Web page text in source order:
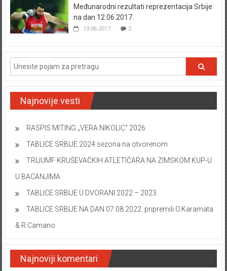
Međunarodni rezultati reprezentacija Srbije
na dan 12.06.2017.
13.06.2017. 2
Najnovije vesti
RASPIS MITING „VERA NIKOLIC“ 2026
TABLICE SRBIJE 2024 sezona na otvorenom
TRIJUMF KRUŠEVAČKIH ATLETIČARA NA ZIMSKOM KUP-U
U BACANJIMA
TABLICE SRBIJE U DVORANI 2022 – 2023
TABLICE SRBIJE NA DAN 07.08.2022. pripremili O.Karamata
& R.Camano
Najnoviji komentari